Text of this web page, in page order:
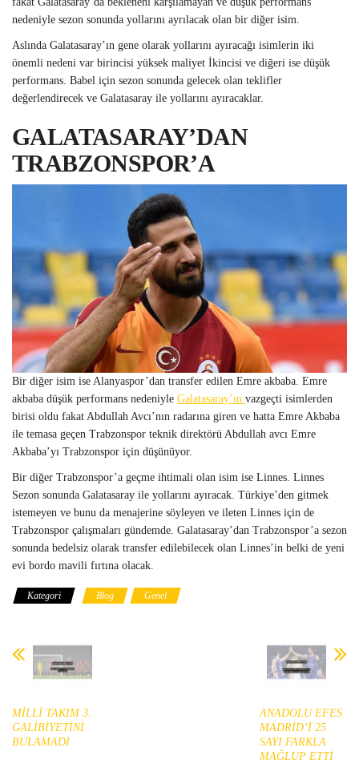
nedeniyle sezon sonunda yollarını ayrılacak olan bir diğer isim.
Aslında Galatasaray’ın gene olarak yollarını ayıracağı isimlerin iki
önemli nedeni var birincisi yüksek maliyet İkincisi ve diğeri ise düşük
performans. Babel için sezon sonunda gelecek olan teklifler
değerlendirecek ve Galatasaray ile yollarını ayıracaklar.
GALATASARAY’DAN
TRABZONSPOR’A
Bir diğer isim ise Alanyaspor’dan transfer edilen Emre akbaba. Emre
akbaba düşük performans nedeniyle Galatasaray’ın vazgeçti isimlerden
birisi oldu fakat Abdullah Avcı’nın radarına giren ve hatta Emre Akbaba
ile temasa geçen Trabzonspor teknik direktörü Abdullah avcı Emre
Akbaba’yı Trabzonspor için düşünüyor.
Bir diğer Trabzonspor’a geçme ihtimali olan isim ise Linnes. Linnes
Sezon sonunda Galatasaray ile yollarını ayıracak. Türkiye’den gitmek
istemeyen ve bunu da menajerine söyleyen ve ileten Linnes için de
Trabzonspor çalışmaları gündemde. Galatasaray’dan Trabzonspor’a sezon
sonunda bedelsiz olarak transfer edilebilecek olan Linnes’in belki de yeni
evi bordo mavili fırtına olacak.
Kategori Blog Genel
MİLLİ TAKIM 3.
GALİBİYETİNİ
BULAMADI
ANADOLU EFES
MADRİD’İ 25
SAYI FARKLA
MAĞLUP ETTİ